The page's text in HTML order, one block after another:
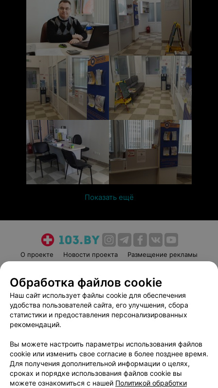
Показать ещё
О проекте Новости проекта
Размещение рекламы
Пользовательское соглашение
Способы оплаты
Вакансии
Партнеры
Написать руководителю 103.by
Обработка персональных данных
Обработка файлов cookie
Наш сайт использует файлы cookie для обеспечения
удобства пользователей сайта, его улучшения, сбора
статистики и предоставления персонализированных
рекомендаций.
Вы можете настроить параметры использования файлов
cookie или изменить свое согласие в более позднее время.
Для получения дополнительной информации о целях,
сроках и порядке использования файлов cookie вы
можете ознакомиться с нашей Политикой обработки